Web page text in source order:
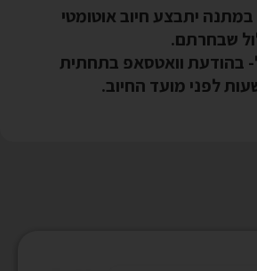
יתבצע חיוב אוטומטי
שבחרתם.
בהודעת וואטסאפ בתחתית